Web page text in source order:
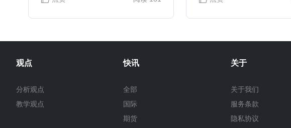
观点
分析观点
教学观点
快讯
全部
国际
期货
关于
关于我们
服务条款
隐私协议